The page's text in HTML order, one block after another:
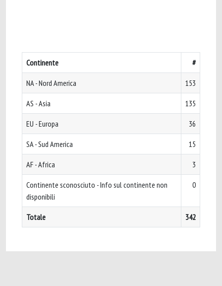
Continente #
NA - Nord America 153
AS - Asia 135
EU - Europa 36
SA - Sud America 15
AF - Africa 3
Continente sconosciuto - Info sul continente non
disponibili
0
Totale 342